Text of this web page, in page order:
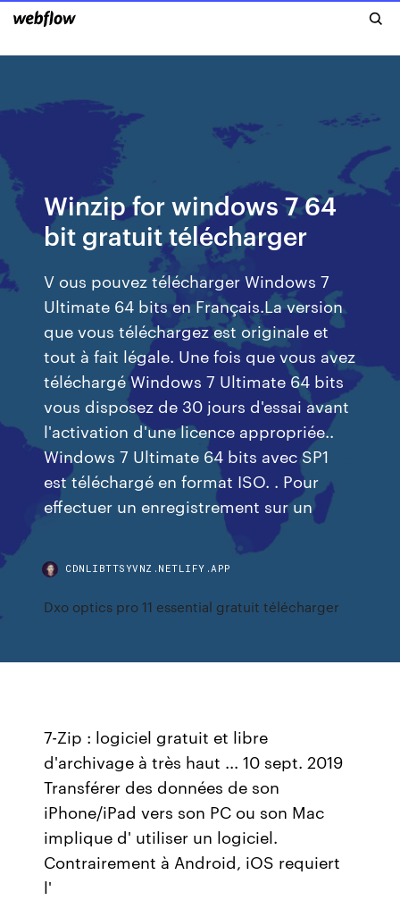
Winzip for windows 7 64
bit gratuit télécharger
V ous pouvez télécharger Windows 7
Ultimate 64 bits en Français.La version
que vous téléchargez est originale et
tout à fait légale. Une fois que vous avez
téléchargé Windows 7 Ultimate 64 bits
vous disposez de 30 jours d'essai avant
l'activation d'une licence appropriée..
Windows 7 Ultimate 64 bits avec SP1
est téléchargé en format ISO. . Pour
effectuer un enregistrement sur un
CDNLIBTTSYVNZ.NETLIFY.APP
Dxo optics pro 11 essential gratuit télécharger
7-Zip : logiciel gratuit et libre
d'archivage à très haut ... 10 sept. 2019
Transférer des données de son
iPhone/iPad vers son PC ou son Mac
implique d' utiliser un logiciel.
Contrairement à Android, iOS requiert
l'